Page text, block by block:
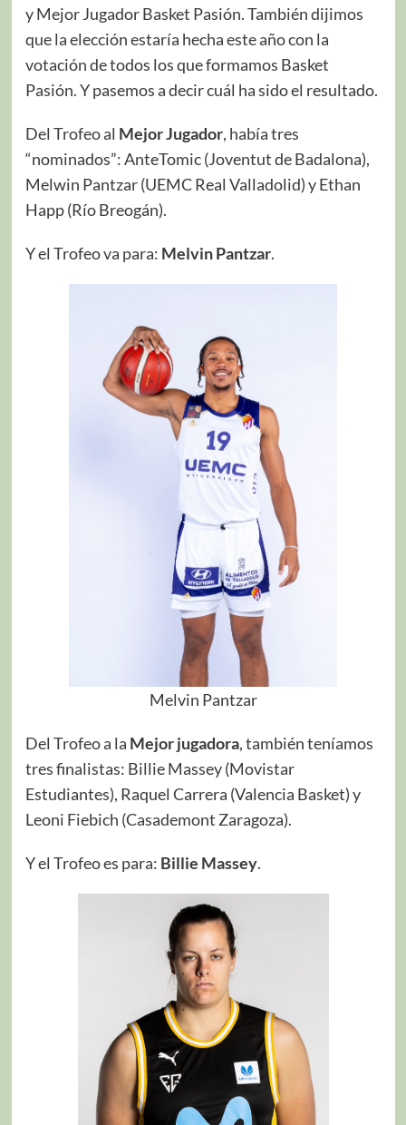
y Mejor Jugador Basket Pasión. También dijimos
que la elección estaría hecha este año con la
votación de todos los que formamos Basket
Pasión. Y pasemos a decir cuál ha sido el resultado.
Del Trofeo al Mejor Jugador, había tres
“nominados”: AnteTomic (Joventut de Badalona),
Melwin Pantzar (UEMC Real Valladolid) y Ethan
Happ (Río Breogán).
Y el Trofeo va para: Melvin Pantzar.
Melvin Pantzar
Del Trofeo a la Mejor jugadora, también teníamos
tres finalistas: Billie Massey (Movistar
Estudiantes), Raquel Carrera (Valencia Basket) y
Leoni Fiebich (Casademont Zaragoza).
Y el Trofeo es para: Billie Massey.